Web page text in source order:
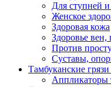
Для ступней
Женское
Здоровая кожа
Здоровье вен,
Против
Суставы,
Тамбуканские
Аппликаторы